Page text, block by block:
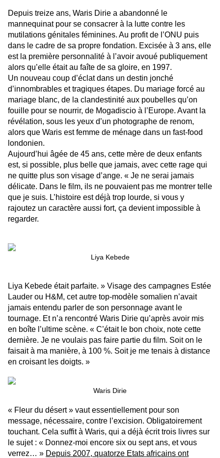
Depuis treize ans, Waris Dirie a abandonné le
mannequinat pour se consacrer à la lutte contre les
mutilations génitales féminines. Au profit de l’ONU puis
dans le cadre de sa propre fondation. Excisée à 3 ans, elle
est la première personnalité à l’avoir avoué publiquement
alors qu’elle était au faîte de sa gloire, en 1997.
Un nouveau coup d’éclat dans un destin jonché
d’innombrables et tragiques étapes. Du mariage forcé au
mariage blanc, de la clandestinité aux poubelles qu’on
fouille pour se nourrir, de Mogadiscio à l’Europe. Avant la
révélation, sous les yeux d’un photographe de renom,
alors que Waris est femme de ménage dans un fast-food
londonien.
Aujourd’hui âgée de 45 ans, cette mère de deux enfants
est, si possible, plus belle que jamais, avec cette rage qui
ne quitte plus son visage d’ange. « Je ne serai jamais
délicate. Dans le film, ils ne pouvaient pas me montrer telle
que je suis. L’histoire est déjà trop lourde, si vous y
rajoutez un caractère aussi fort, ça devient impossible à
regarder.
Liya Kebede
Liya Kebede était parfaite. » Visage des campagnes Estée
Lauder ou H&M, cet autre top-modèle somalien n’avait
jamais entendu parler de son personnage avant le
tournage. Et n’a rencontré Waris Dirie qu’après avoir mis
en boîte l’ultime scène. « C’était le bon choix, note cette
dernière. Je ne voulais pas faire partie du film. Soit on le
faisait à ma manière, à 100 %. Soit je me tenais à distance
en croisant les doigts. »
Waris Dirie
« Fleur du désert » vaut essentiellement pour son
message, nécessaire, contre l’excision. Obligatoirement
touchant. Cela suffit à Waris, qui a déjà écrit trois livres sur
le sujet : « Donnez-moi encore six ou sept ans, et vous
verrez… » Depuis 2007, quatorze Etats africains ont